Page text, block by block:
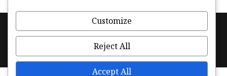
FooterPolítica de cookies (UE) Facebook
Instagram
Twitter
Customize
Reject All
Accept All